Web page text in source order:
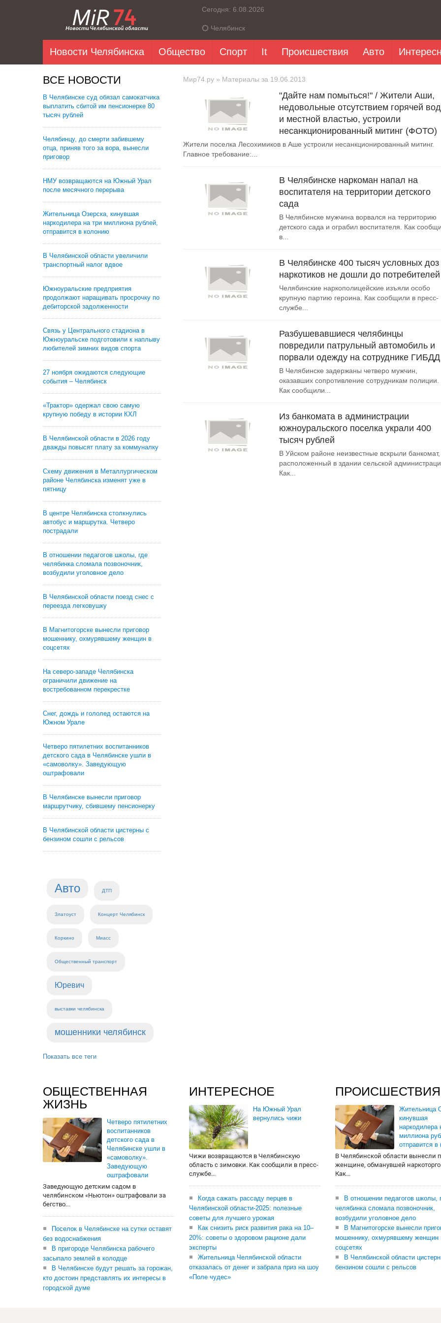
Сегодня: 6.08.2026
Челябинск
Новости Челябинска Общество Спорт It Происшествия Авто
ВСЕ НОВОСТИ
В Челябинске суд обязал самокатчика
выплатить сбитой им пенсионерке 80
тысяч рублей
Челябинцу, до смерти забившему
отца, приняв того за вора, вынесли
приговор
НМУ возвращаются на Южный Урал
после месячного перерыва
Жительница Озерска, кинувшая
наркодилера на три миллиона рублей,
отправится в колонию
В Челябинской области увеличили
транспортный налог вдвое
Южноуральские предприятия
продолжают наращивать просрочку по
дебиторской задолженности
Связь у Центрального стадиона в
Южноуральске подготовили к наплыву
любителей зимних видов спорта
27 ноября ожидаются следующие
события – Челябинск
«Трактор» одержал свою самую
крупную победу в истории КХЛ
В Челябинской области в 2026 году
дважды повысят плату за коммуналку
Схему движения в Металлургическом
районе Челябинска изменят уже в
пятницу
В центре Челябинска столкнулись
автобус и маршрутка. Четверо
пострадали
В отношении педагогов школы, где
челябинка сломала позвоночник,
возбудили уголовное дело
В Челябинской области поезд снес с
переезда легковушку
В Магнитогорске вынесли приговор
мошеннику, охмурявшему женщин в
соцсетях
На северо-западе Челябинска
ограничили движение на
востребованном перекрестке
Снег, дождь и гололед остаются на
Южном Урале
Четверо пятилетних воспитанников
детского сада в Челябинске ушли в
«самоволку». Заведующую
оштрафовали
В Челябинске вынесли приговор
маршрутчику, сбившему пенсионерку
В Челябинской области цистерны с
бензином сошли с рельсов
Авто ДТП
Златоуст Концерт Челябинск
Коркино Миасс
Общественный транспорт
Юревич
выставки челябинска
мошенники челябинск
Показать все теги
Мир74.ру » Материалы за 19.06.2013
"Дайте нам помыться!" / Жители Аши,
недовольные отсутствием горячей
и местной властью, устроили
несанкционированный митинг (ФОТО)
Жители поселка Лесохимиков в Аше устроили несанкционированный митинг.
Главное требование:...
В Челябинске наркоман напал на
воспитателя на территории детского
сада
В Челябинске мужчина ворвался на территорию
детского сада и ограбил воспитателя. Как
в...
В Челябинске 400 тысяч условных доз
наркотиков не дошли до потребителей
Челябинские наркополицейские изъяли особо
крупную партию героина. Как сообщили в пресс-
службе...
Разбушевавшиеся челябинцы
повредили патрульный автомобиль и
порвали одежду на сотруднике ГИБДД
В Челябинске задержаны четверо мужчин,
оказавших сопротивление сотрудникам полиции.
Как сообщили...
Из банкомата в администрации
южноуральского поселка украли 400
тысяч рублей
В Уйском районе неизвестные вскрыли банкомат,
расположенный в здании сельской
Как...
ОБЩЕСТВЕННАЯ
ЖИЗНЬ
Четверо пятилетних
воспитанников
детского сада в
Челябинске ушли в
«самоволку».
Заведующую
оштрафовали
Заведующую детским садом в
челябинском «Ньютон» оштрафовали за
бегство...
Поселок в Челябинске на сутки оставят
без водоснабжения
В пригороде Челябинска рабочего
засыпало землей в колодце
В Челябинске будут решать за горожан,
кто достоин представлять их интересы в
городской думе
ИНТЕРЕСНОЕ
На Южный Урал
вернулись чижи
Чижи возвращаются в Челябинскую
область с зимовки. Как сообщили в пресс-
службе...
Когда сажать рассаду перцев в
Челябинской области-2025: полезные
советы для лучшего урожая
Как снизить риск развития рака на 10–
20%: советы о здоровом рационе дали
эксперты
Жительница Челябинской области
отказалась от денег и забрала приз на шоу
«Поле чудес»
ПРОИСШЕСТВИЯ
Жительница
кинувшая
наркодилера
миллиона
отправится
В Челябинской области вынесли
женщине, обманувшей
Как...
В отношении педагогов школы,
челябинка сломала позвоночник,
возбудили уголовное дело
В Магнитогорске вынесли
мошеннику, охмурявшему женщин
соцсетях
В Челябинской области
бензином сошли с рельсов